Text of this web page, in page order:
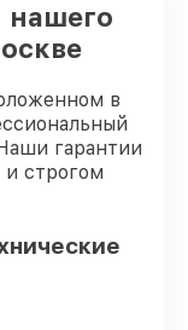
нашего
в
гарантии
и строгом